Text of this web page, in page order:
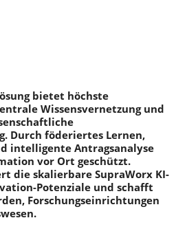
bietet höchste
Wissensvernetzung und
Durch föderiertes Lernen,
intelligente Antragsanalyse
vor Ort geschützt.
die skalierbare SupraWorx KI-
Potenziale und schafft
Forschungseinrichtungen